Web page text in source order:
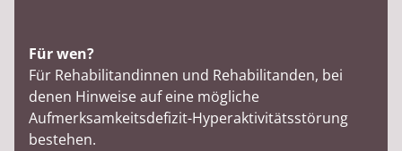
Für wen?
Für Rehabilitandinnen und Rehabilitanden, bei
denen Hinweise auf eine mögliche
Aufmerksamkeitsdefizit-Hyperaktivitätsstörung
bestehen.